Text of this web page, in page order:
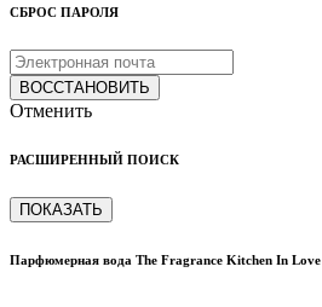
СБРОС ПАРОЛЯ
ВОССТАНОВИТЬ
Отменить
РАСШИРЕННЫЙ ПОИСК
ПОКАЗАТЬ
Парфюмерная вода The Fragrance Kitchen In Love